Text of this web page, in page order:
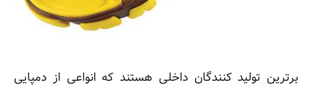
برترین تولید کنندگان داخلی هستند که انواعی از دمپایی